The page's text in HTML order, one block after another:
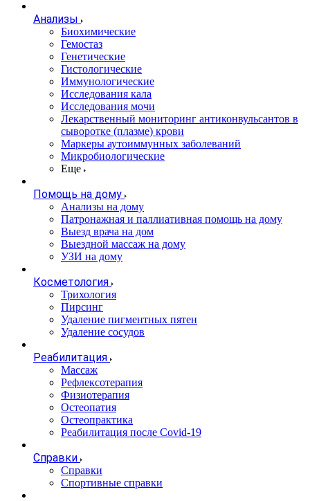
Анализы
Биохимические
Гемостаз
Генетические
Гистологические
Иммунологические
Исследования кала
Исследования мочи
Лекарственный мониторинг антиконвульсантов в
сыворотке (плазме) крови
Маркеры аутоиммунных заболеваний
Микробиологические
Еще
Помощь на дому
Анализы на дому
Патронажная и паллиативная помощь на дому
Выезд врача на дом
Выездной массаж на дому
УЗИ на дому
Косметология
Трихология
Пирсинг
Удаление пигментных пятен
Удаление сосудов
Реабилитация
Массаж
Рефлексотерапия
Физиотерапия
Остеопатия
Остеопрактика
Реабилитация после Covid-19
Справки
Справки
Спортивные справки